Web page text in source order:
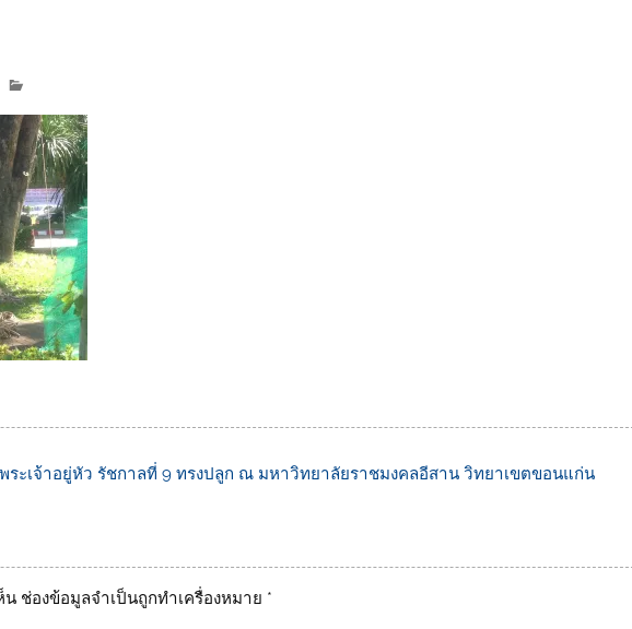
ะเจ้าอยู่หัว รัชกาลที่ 9 ทรงปลูก ณ มหาวิทยาลัยราชมงคลอีสาน วิทยาเขตขอนแก่น
น ช่องข้อมูลจำเป็นถูกทำเครื่องหมาย *